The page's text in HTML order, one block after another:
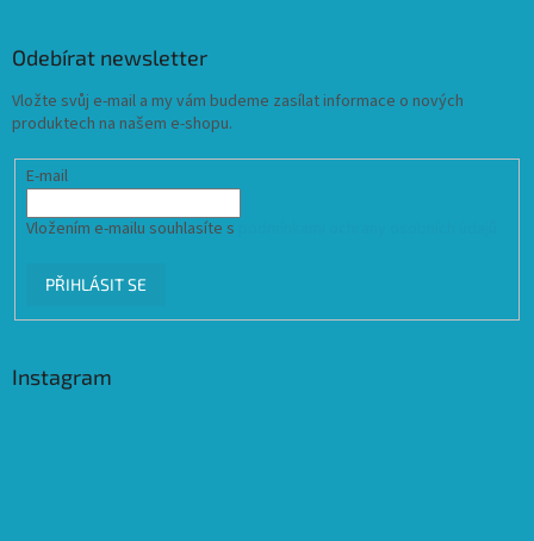
Odebírat newsletter
Vložte svůj e-mail a my vám budeme zasílat informace o nových
produktech na našem e-shopu.
E-mail
Vložením e-mailu souhlasíte s
PŘIHLÁSIT SE
Instagram